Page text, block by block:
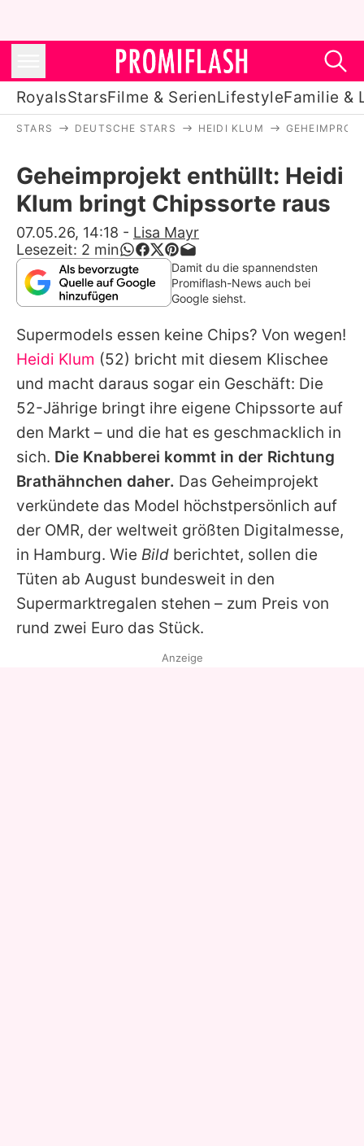
RoyalsStarsFilme & SerienLifestyleFamilie &
Stars
Filme & Serien
Lifestyle
Familie & Liebe
Alle Themen auf Promiflash
Jobs
App runterladen
Team
Redaktionelle Richtlinien
Impressum
Datenschutzerklärung
Nutzungsbedingungen
Utiq verwalten
STARS DEUTSCHE STARS HEIDI KLUM
Geheimprojekt enthüllt: Heidi
Klum bringt Chipssorte raus
07.05.26, 14:18 - Lisa Mayr
Lesezeit: 2 min
Damit du die spannendsten
Promiflash-News auch bei
Google siehst.
Supermodels essen keine Chips? Von wegen!
Heidi Klum (52) bricht mit diesem Klischee
und macht daraus sogar ein Geschäft: Die
52-Jährige bringt ihre eigene Chipssorte auf
den Markt – und die hat es geschmacklich in
sich. Die Knabberei kommt in der Richtung
Brathähnchen daher. Das Geheimprojekt
verkündete das Model höchstpersönlich auf
der OMR, der weltweit größten Digitalmesse,
in Hamburg. Wie Bild berichtet, sollen die
Tüten ab August bundesweit in den
Supermarktregalen stehen – zum Preis von
rund zwei Euro das Stück.
Anzeige